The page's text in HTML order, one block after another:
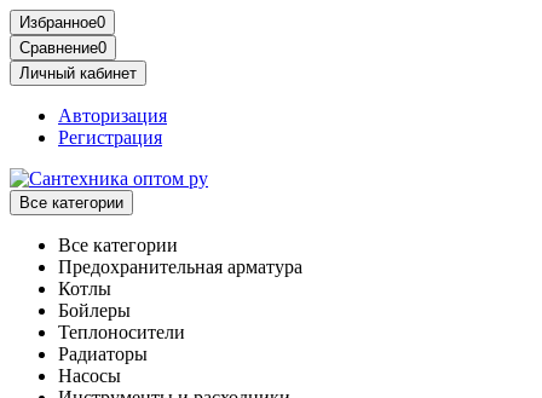
Избранное0
Сравнение0
Личный кабинет
Авторизация
Регистрация
Все категории
Все категории
Предохранительная арматура
Котлы
Бойлеры
Теплоносители
Радиаторы
Насосы